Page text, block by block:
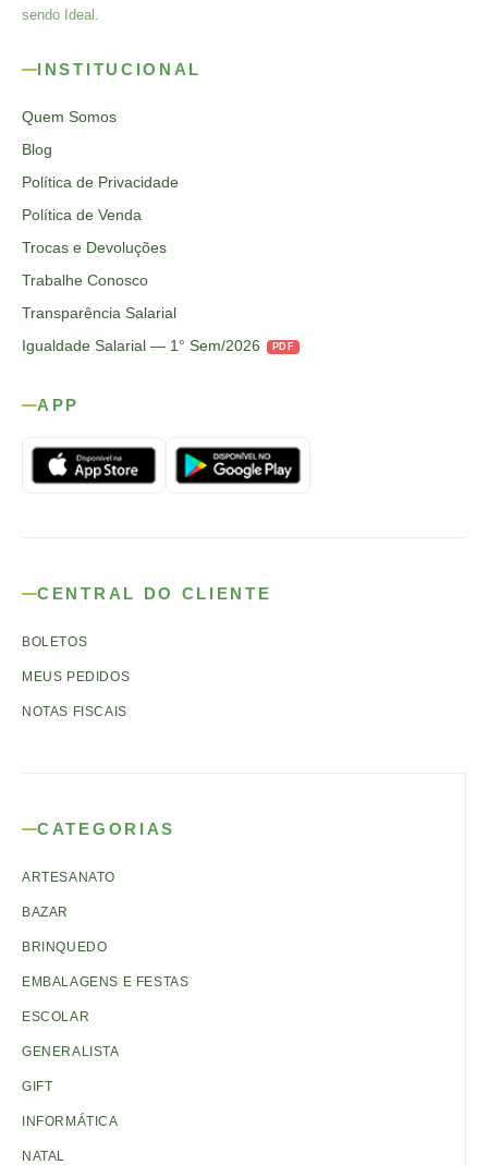
sendo Ideal.
INSTITUCIONAL
Quem Somos
Blog
Política de Privacidade
Política de Venda
Trocas e Devoluções
Trabalhe Conosco
Transparência Salarial
Igualdade Salarial — 1° Sem/2026
PDF
APP
CENTRAL DO CLIENTE
BOLETOS
MEUS PEDIDOS
NOTAS FISCAIS
CATEGORIAS
ARTESANATO
BAZAR
BRINQUEDO
EMBALAGENS E FESTAS
ESCOLAR
GENERALISTA
GIFT
INFORMÁTICA
NATAL